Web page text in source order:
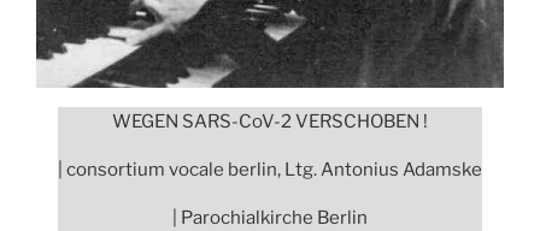
WEGEN SARS-CoV-2 VERSCHOBEN !
| consortium vocale berlin, Ltg. Antonius Adamske
| Parochialkirche Berlin